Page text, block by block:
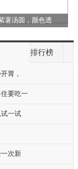
薯汤圆，颜色透
排行榜
胃，
要吃一
一试
次新